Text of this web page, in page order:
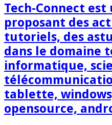
Tech-Connect est
proposant des
tutoriels, des
dans le domaine
informatique,
tablette,
opensource,